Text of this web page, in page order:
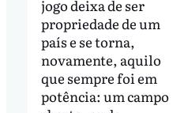
jogo deixa de ser
propriedade de um
país e se torna,
novamente, aquilo
que sempre foi em
potência: um campo